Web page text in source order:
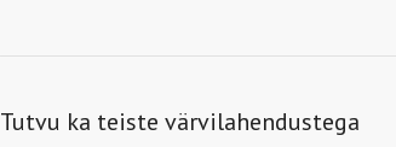
Tutvu ka teiste värvilahendustega